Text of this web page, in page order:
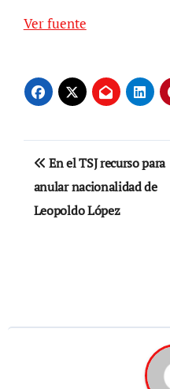
Ver fuente
Navegación
de
entradas
En el TSJ recurso para
anular nacionalidad de
Leopoldo López